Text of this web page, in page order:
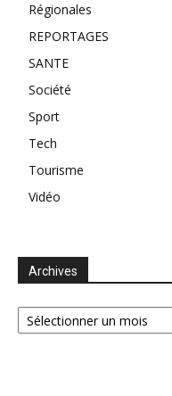
Régionales
REPORTAGES
SANTE
Société
Sport
Tech
Tourisme
Vidéo
Archives
Archives